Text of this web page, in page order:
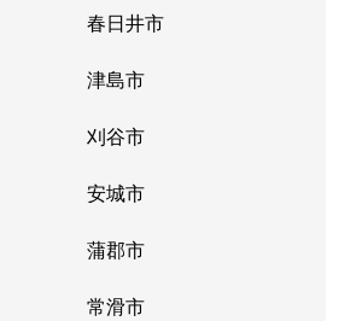
春日井市
津島市
刈谷市
安城市
蒲郡市
常滑市